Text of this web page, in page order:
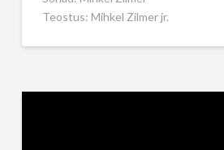
Teostus: Mihkel Zilmer jr.